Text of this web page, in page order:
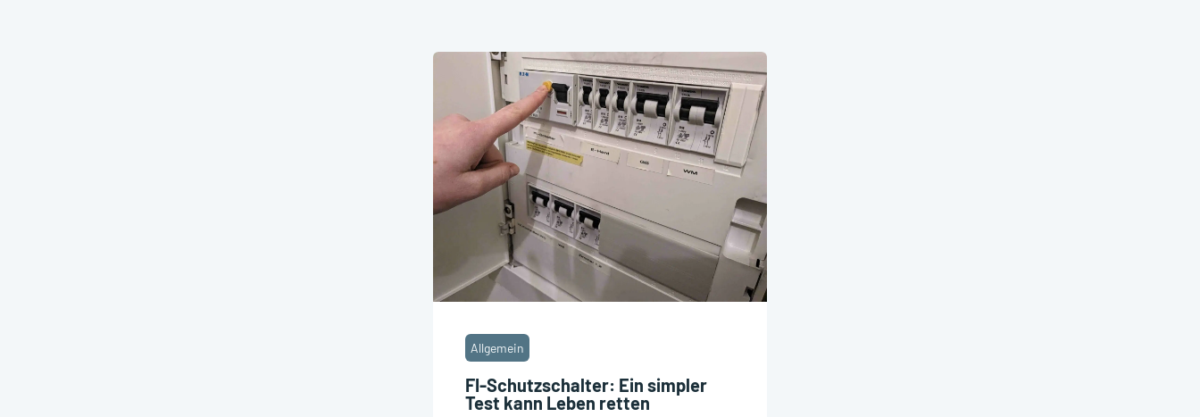
FI-Schutzschalter: Ein simpler
Test kann Leben retten
Allgemein